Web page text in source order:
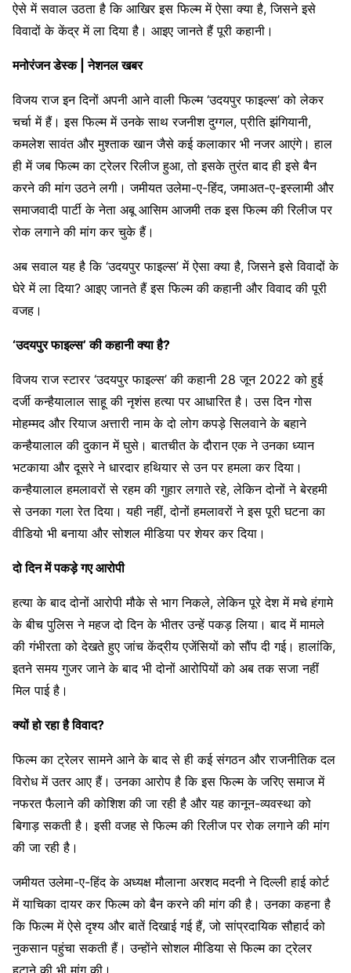
ऐसे में सवाल उठता है कि आखिर इस फिल्म में ऐसा क्या है, जिसने इसे
विवादों के केंद्र में ला दिया है। आइए जानते हैं पूरी कहानी।
मनोरंजन डेस्क | नेशनल खबर
विजय राज इन दिनों अपनी आने वाली फिल्म ‘उदयपुर फाइल्स’ को लेकर
चर्चा में हैं। इस फिल्म में उनके साथ रजनीश दुग्गल, प्रीति झंगियानी,
कमलेश सावंत और मुश्ताक खान जैसे कई कलाकार भी नजर आएंगे। हाल
ही में जब फिल्म का ट्रेलर रिलीज हुआ, तो इसके तुरंत बाद ही इसे बैन
करने की मांग उठने लगी। जमीयत उलेमा-ए-हिंद, जमाअत-ए-इस्लामी और
समाजवादी पार्टी के नेता अबू आसिम आजमी तक इस फिल्म की रिलीज पर
रोक लगाने की मांग कर चुके हैं।
अब सवाल यह है कि ‘उदयपुर फाइल्स’ में ऐसा क्या है, जिसने इसे विवादों के
घेरे में ला दिया? आइए जानते हैं इस फिल्म की कहानी और विवाद की पूरी
वजह।
‘उदयपुर फाइल्स’ की कहानी क्या है?
विजय राज स्टारर ‘उदयपुर फाइल्स’ की कहानी 28 जून 2022 को हुई
दर्जी कन्हैयालाल साहू की नृशंस हत्या पर आधारित है। उस दिन गोस
मोहम्मद और रियाज अत्तारी नाम के दो लोग कपड़े सिलवाने के बहाने
कन्हैयालाल की दुकान में घुसे। बातचीत के दौरान एक ने उनका ध्यान
भटकाया और दूसरे ने धारदार हथियार से उन पर हमला कर दिया।
कन्हैयालाल हमलावरों से रहम की गुहार लगाते रहे, लेकिन दोनों ने बेरहमी
से उनका गला रेत दिया। यही नहीं, दोनों हमलावरों ने इस पूरी घटना का
वीडियो भी बनाया और सोशल मीडिया पर शेयर कर दिया।
दो दिन में पकड़े गए आरोपी
हत्या के बाद दोनों आरोपी मौके से भाग निकले, लेकिन पूरे देश में मचे हंगामे
के बीच पुलिस ने महज दो दिन के भीतर उन्हें पकड़ लिया। बाद में मामले
की गंभीरता को देखते हुए जांच केंद्रीय एजेंसियों को सौंप दी गई। हालांकि,
इतने समय गुजर जाने के बाद भी दोनों आरोपियों को अब तक सजा नहीं
मिल पाई है।
क्यों हो रहा है विवाद?
फिल्म का ट्रेलर सामने आने के बाद से ही कई संगठन और राजनीतिक दल
विरोध में उतर आए हैं। उनका आरोप है कि इस फिल्म के जरिए समाज में
नफरत फैलाने की कोशिश की जा रही है और यह कानून-व्यवस्था को
बिगाड़ सकती है। इसी वजह से फिल्म की रिलीज पर रोक लगाने की मांग
की जा रही है।
जमीयत उलेमा-ए-हिंद के अध्यक्ष मौलाना अरशद मदनी ने दिल्ली हाई कोर्ट
में याचिका दायर कर फिल्म को बैन करने की मांग की है। उनका कहना है
कि फिल्म में ऐसे दृश्य और बातें दिखाई गई हैं, जो सांप्रदायिक सौहार्द को
नुकसान पहुंचा सकती हैं। उन्होंने सोशल मीडिया से फिल्म का ट्रेलर
हटाने की भी मांग की।